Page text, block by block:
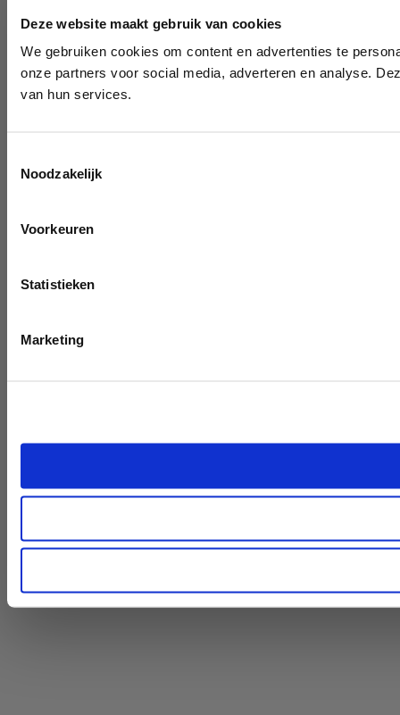
Deze website maakt gebruik van cookies
We gebruiken cookies om content en advertenties te
onze partners voor social media, adverteren en analyse.
van hun services.
Noodzakelijk
Voorkeuren
Statistieken
Marketing